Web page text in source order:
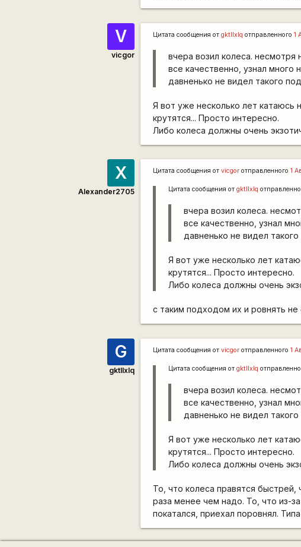
V
vicgor
Цитата сообщения отgktllxlq отправленного1
вчера возил колеса.
все качественно, узнал много
давненько не видел такого
Я вот уже несколько лет катаюсь
крутятся... Просто интересно.
Либо колеса должны очень
X
Alexander2705
Цитата сообщения отvicgor отправленного1
Цитата сообщения отgktllxlq
вчера возил колеса.
все качественно, узнал
давненько не видел
Я вот уже несколько лет
крутятся... Просто интересно.
Либо колеса должны очень
с таким подходом их и ровнять
G
gktllxlq
Цитата сообщения отvicgor отправленного1
Цитата сообщения отgktllxlq
вчера возил колеса.
все качественно, узнал
давненько не видел
Я вот уже несколько лет
крутятся... Просто интересно.
Либо колеса должны очень
То, что колеса правятся
раза менее чем надо. То, что из-
покатался, приехал поровнял.